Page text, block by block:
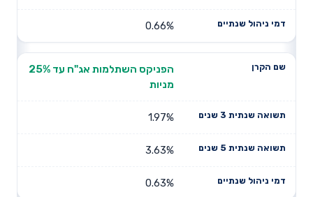
0.66%
הפניקס השתלמות אג"ח עד 25%
מניות
1.97%
3.63%
0.63%